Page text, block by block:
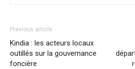
Previous article
Kindia : les acteurs locaux
outillés sur la gouvernance
foncière